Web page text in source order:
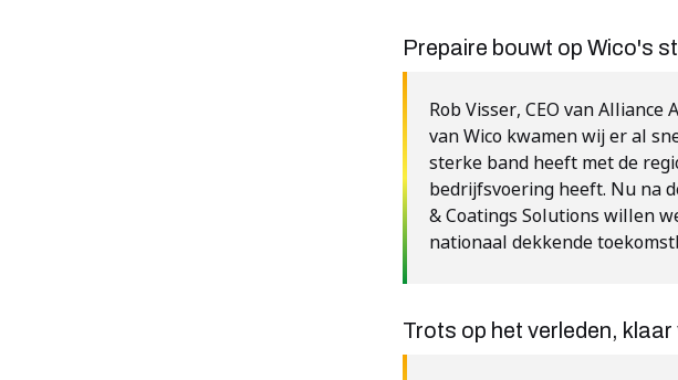
Prepaire bouwt op Wico's
Rob Visser, CEO van
van Wico kwamen wij er al
sterke band heeft met de
bedrijfsvoering heeft. Nu na
& Coatings Solutions willen
nationaal dekkende
Trots op het verleden,